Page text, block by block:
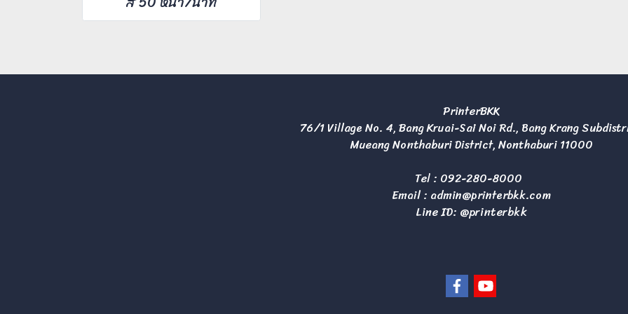
PrinterBKK
76/1 Village No. 4, Bang Kruai-Sai Noi Rd., Bang Krang
Mueang Nonthaburi District, Nonthaburi 11000
Tel : 092-280-8000
Email : admin@printerbkk.com
Line ID: @printerbkk